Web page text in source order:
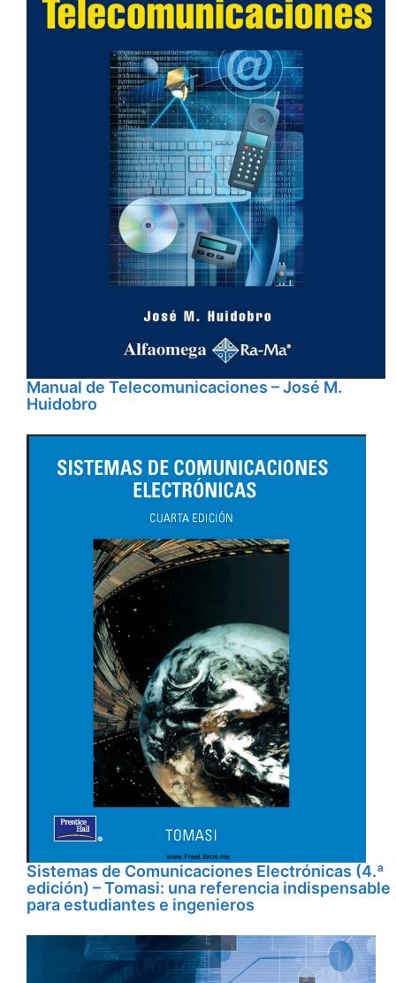
Manual de Telecomunicaciones – José M.
Huidobro
Sistemas de Comunicaciones Electrónicas (4.ª
edición) – Tomasi: una referencia indispensable
para estudiantes e ingenieros